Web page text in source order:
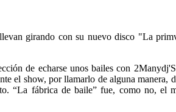
girando con su nuevo disco "La
de echarse unos bailes con
el show, por llamarlo de alguna
“La fábrica de baile” fue, como no, el